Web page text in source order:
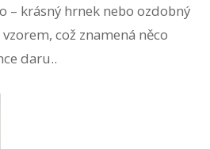
– krásný hrnek nebo ozdobný
což znamená něco
daru..